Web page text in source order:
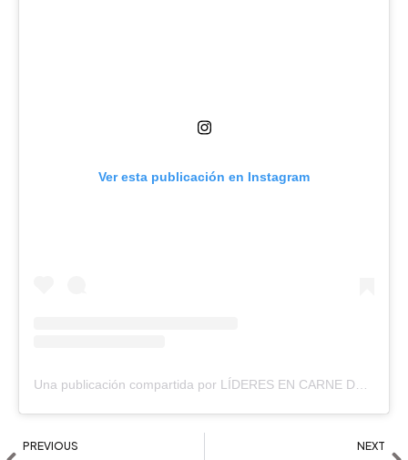
Ver esta publicación en Instagram
PREVIOUS NEXT